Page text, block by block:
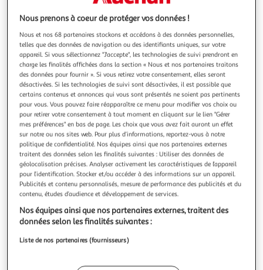
Illustration
précédente
Illustration
suivante
VIDAXL
Matelas pour chiens Taille L Marron
Ce matelas pour chiens donnera a vos animaux de
compagnie une surface chaude et confortable pour se
blottir. Le lit pour chiens a un design et une couleur
elegants, qui conviendront a la plupart des decors. Ce
transporter. Il convient aux chiens
En savoir +
Afficher le prix
Nous prenons à coeur de protéger vos données !
Nous et nos 68 partenaires stockons et accédons à des données personnelles,
telles que des données de navigation ou des identifiants uniques, sur votre
appareil. Si vous sélectionnez "J'accepte", les technologies de suivi prendront en
charge les finalités affichées dans la section « Nous et nos partenaires traitons
des données pour fournir ». Si vous retirez votre consentement, elles seront
désactivées. Si les technologies de suivi sont désactivées, il est possible que
certains contenus et annonces qui vous sont présentés ne soient pas pertinents
pour vous. Vous pouvez faire réapparaître ce menu pour modifier vos choix ou
pour retirer votre consentement à tout moment en cliquant sur le lien "Gérer
mes préférences" en bas de page. Les choix que vous avez fait auront un effet
sur notre ou nos sites web. Pour plus d’informations, reportez-vous à notre
politique de confidentialité. Nos équipes ainsi que nos partenaires externes
traitent des données selon les finalités suivantes : Utiliser des données de
géolocalisation précises. Analyser activement les caractéristiques de l’appareil
pour l’identification. Stocker et/ou accéder à des informations sur un appareil.
Publicités et contenu personnalisés, mesure de performance des publicités et du
contenu, études d’audience et développement de services.
Nos équipes ainsi que nos partenaires externes, traitent des
données selon les finalités suivantes :
Liste de nos partenaires (fournisseurs)